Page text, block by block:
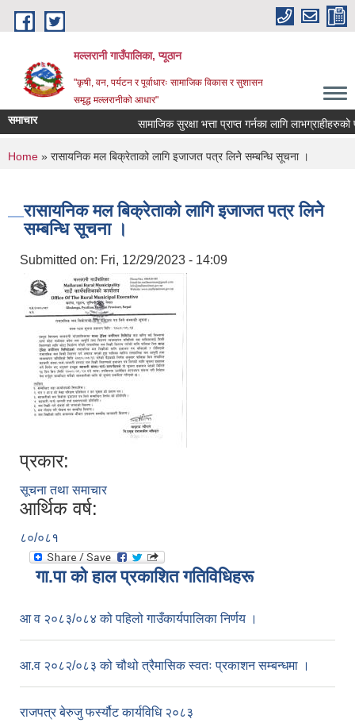
Skip to main content
मल्लरानी गाउँपालिका, प्यूठान
"कृषी, वन, पर्यटन र पूर्वाधारः सामाजिक विकास र सुशासन
समृद्ध मल्लरानीको आधार"
समाचार सामाजिक सुरक्षा भत्ता प्राप्त गर्नका लागि
You are here
Home » रासायनिक मल बिक्रेताको लागि इजाजत पत्र लिनेे सम्बन्धि सूचना ।
रासायनिक मल बिक्रेताको लागि इजाजत पत्र लिनेे
सम्बन्धि सूचना ।
Submitted on: Fri, 12/29/2023 - 14:09
प्रकार:
सूचना तथा समाचार
आर्थिक वर्ष:
८०/०८१
गा.पा काे हाल प्रकाशित गतिविधिहरू
आ व २०८३/०८४ को पहिलो गाउँकार्यपालिका निर्णय ।
आ.व २०८२/०८३ को चौथो त्रैमासिक स्वतः प्रकाशन सम्बन्धमा ।
राजपत्र बेरुजु फर्स्यौट कार्यविधि २०८३